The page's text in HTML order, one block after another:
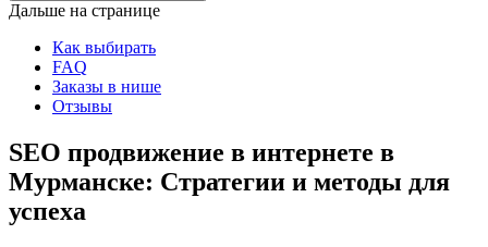
Дальше на странице
Как выбирать
FAQ
Заказы в нише
Отзывы
SEO продвижение в интернете в
Мурманске: Стратегии и методы для
успеха